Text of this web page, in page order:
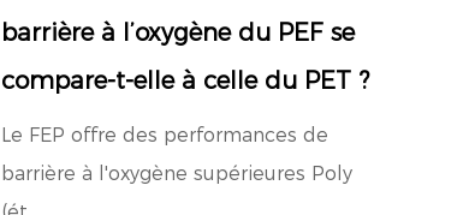
barrière à l’oxygène du PEF se
compare-t-elle à celle du PET ?
Le FEP offre des performances de
barrière à l'oxygène supérieures Poly